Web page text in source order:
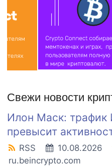
Свежи новости
Илон Маск: трафик
превысит
RSS 10.08.2026
ru.beincrypto.com